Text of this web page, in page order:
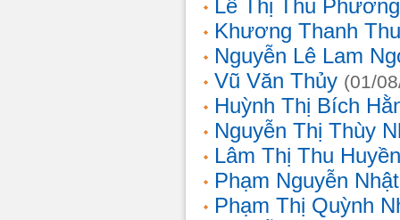
Lê Thị Thu Phương
Khương Thanh
Nguyễn Lê Lam
Vũ Văn Thủy (01/
Huỳnh Thị Bích
Nguyễn Thị Thùy
Lâm Thị Thu Huyền
Phạm Nguyễn
Phạm Thị Quỳnh